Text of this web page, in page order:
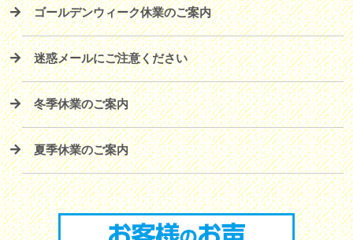
ゴールデンウィーク休業のご案内
迷惑メールにご注意ください
冬季休業のご案内
夏季休業のご案内